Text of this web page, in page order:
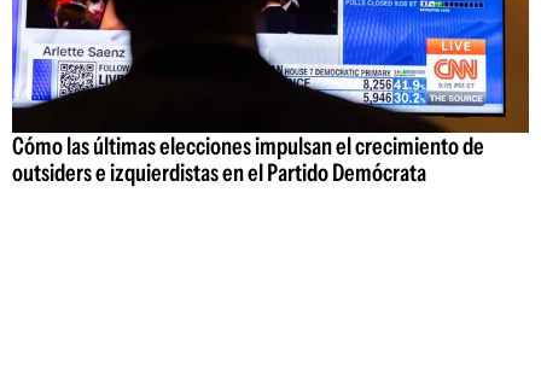
Cómo las últimas elecciones impulsan el crecimiento de
outsiders e izquierdistas en el Partido Demócrata